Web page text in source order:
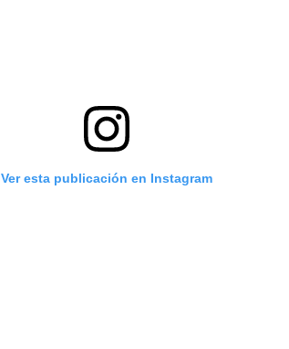
Ver esta publicación en Instagram